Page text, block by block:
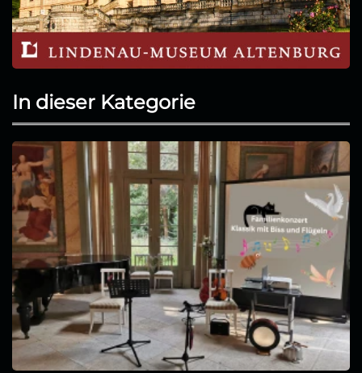
In dieser Kategorie